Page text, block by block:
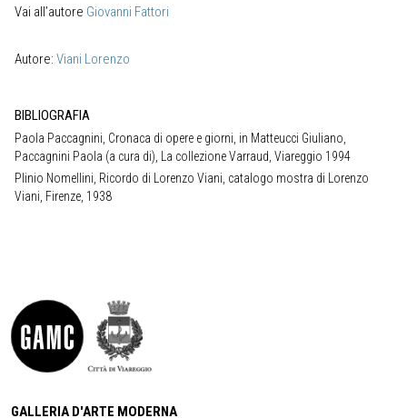
Vai all’autore Giovanni Fattori
Autore: Viani Lorenzo
BIBLIOGRAFIA
Paola Paccagnini, Cronaca di opere e giorni, in Matteucci Giuliano,
Paccagnini Paola (a cura di), La collezione Varraud, Viareggio 1994
Plinio Nomellini, Ricordo di Lorenzo Viani, catalogo mostra di Lorenzo
Viani, Firenze, 1938
GALLERIA D'ARTE MODERNA